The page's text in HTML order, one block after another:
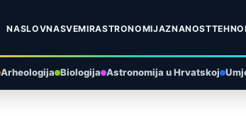
NASLOVNASVEMIRASTRONOMIJAZNANOST
Arheologija Biologija Astronomija u Hrvatskoj